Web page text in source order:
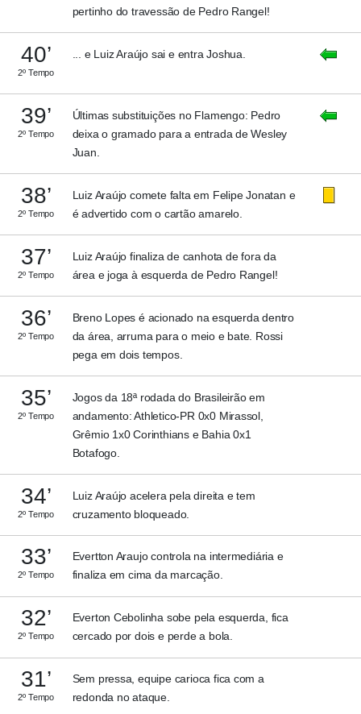
pertinho do travessão de Pedro Rangel!
40’
2º Tempo
... e Luiz Araújo sai e entra Joshua.
39’
2º Tempo
Últimas substituições no Flamengo: Pedro
deixa o gramado para a entrada de Wesley
Juan.
38’
2º Tempo
Luiz Araújo comete falta em Felipe Jonatan e
é advertido com o cartão amarelo.
37’
2º Tempo
Luiz Araújo finaliza de canhota de fora da
área e joga à esquerda de Pedro Rangel!
36’
2º Tempo
Breno Lopes é acionado na esquerda dentro
da área, arruma para o meio e bate. Rossi
pega em dois tempos.
35’
2º Tempo
Jogos da 18ª rodada do Brasileirão em
andamento: Athletico-PR 0x0 Mirassol,
Grêmio 1x0 Corinthians e Bahia 0x1
Botafogo.
34’
2º Tempo
Luiz Araújo acelera pela direita e tem
cruzamento bloqueado.
33’
2º Tempo
Evertton Araujo controla na intermediária e
finaliza em cima da marcação.
32’
2º Tempo
Everton Cebolinha sobe pela esquerda, fica
cercado por dois e perde a bola.
31’
2º Tempo
Sem pressa, equipe carioca fica com a
redonda no ataque.